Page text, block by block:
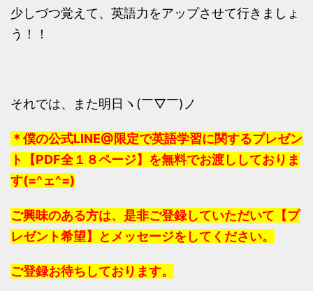
少しづつ覚えて、英語力をアップさせて行きましょ
う！！
それでは、また明日ヽ(￣▽￣)ノ
＊僕の公式LINE@限定で英語学習に関するプレゼン
ト【PDF全１８ページ】を無料でお渡ししておりま
す(=^ェ^=)
ご興味のある方は、是非ご登録していただいて【プ
レゼント希望】とメッセージをしてください。
ご登録お待ちしております。